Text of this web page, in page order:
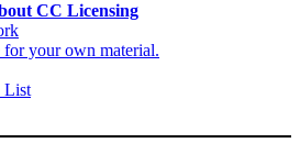
CC Licensing
for your own material.
List